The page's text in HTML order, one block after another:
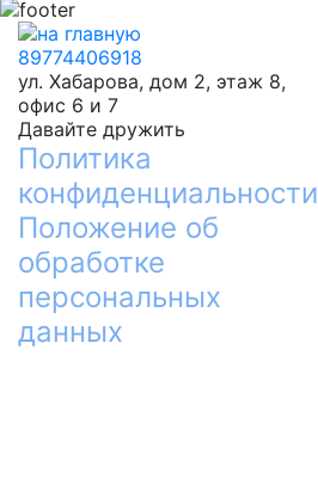
89774406918
ул. Хабарова, дом 2, этаж 8,
офис 6 и 7
Давайте дружить
Политика
конфиденциальности
Положение об
обработке
персональных
данных